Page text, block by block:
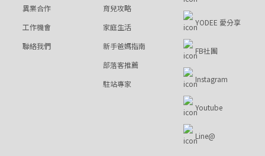
異業合作
工作機會
聯絡我們
育兒攻略
家庭生活
新手爸媽指南
部落客推薦
駐站專家
YODEE 愛分享
FB社團
Instagram
Youtube
Line@